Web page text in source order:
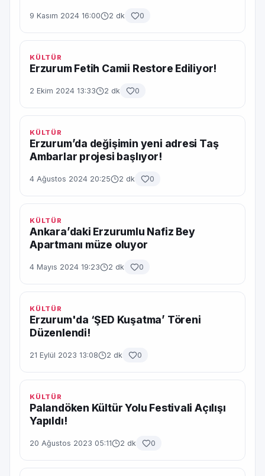
9 Kasım 2024 16:00 2 dk 0
KÜLTÜR
Erzurum Fetih Camii Restore Ediliyor!
2 Ekim 2024 13:33 2 dk 0
KÜLTÜR
Erzurum’da değişimin yeni adresi Taş
Ambarlar projesi başlıyor!
4 Ağustos 2024 20:25 2 dk 0
KÜLTÜR
Ankara’daki Erzurumlu Nafiz Bey
Apartmanı müze oluyor
4 Mayıs 2024 19:23 2 dk 0
KÜLTÜR
Erzurum'da ‘ŞED Kuşatma’ Töreni
Düzenlendi!
21 Eylül 2023 13:08 2 dk 0
KÜLTÜR
Palandöken Kültür Yolu Festivali Açılışı
Yapıldı!
20 Ağustos 2023 05:11 2 dk 0